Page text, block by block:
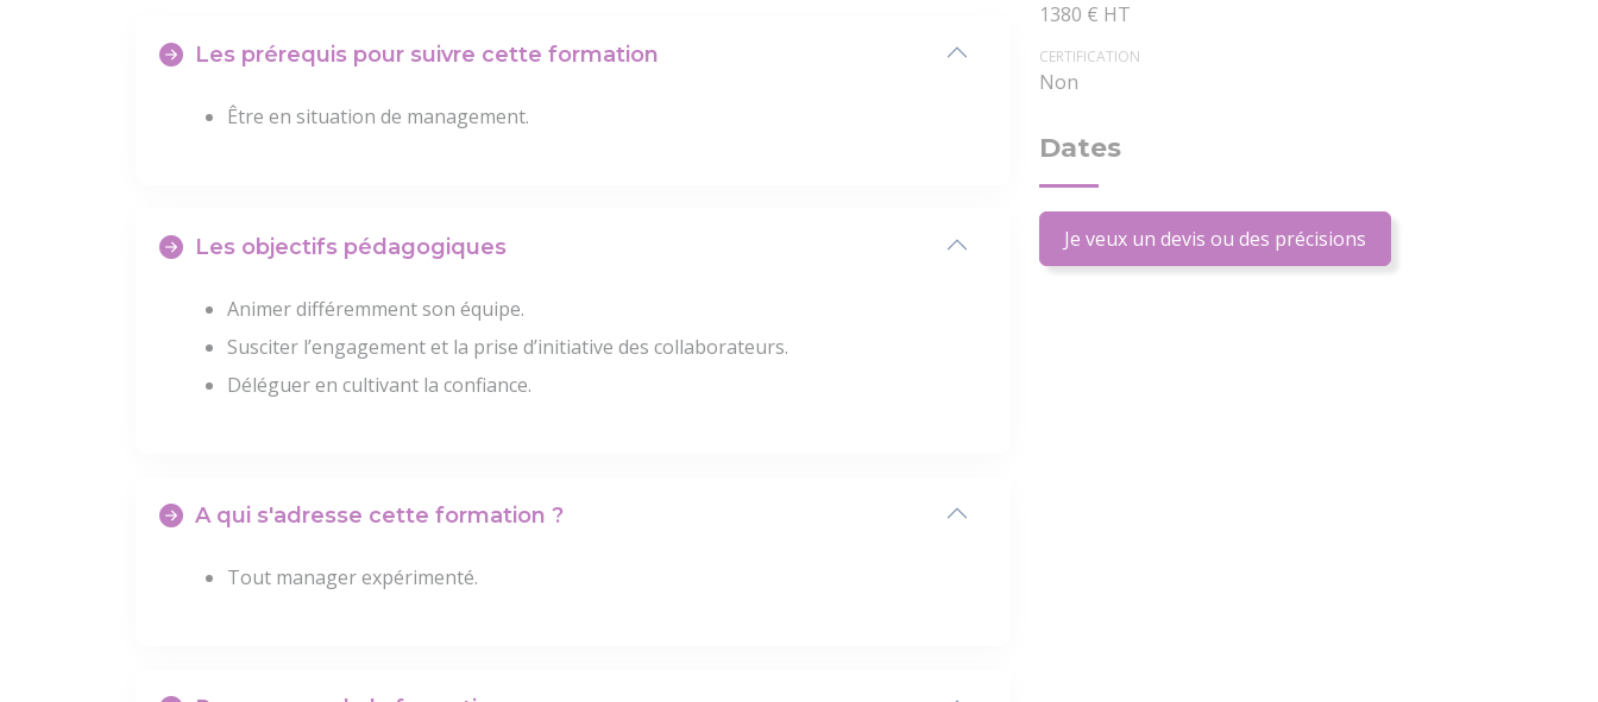
Les prérequis pour suivre cette formation
Être en situation de management.
Les objectifs pédagogiques
Animer différemment son équipe.
Susciter l’engagement et la prise d’initiative des collaborateurs.
Déléguer en cultivant la confiance.
A qui s'adresse cette formation ?
Tout manager expérimenté.
1380 € HT
CERTIFICATION
Non
Dates
Je veux un devis ou des précisions